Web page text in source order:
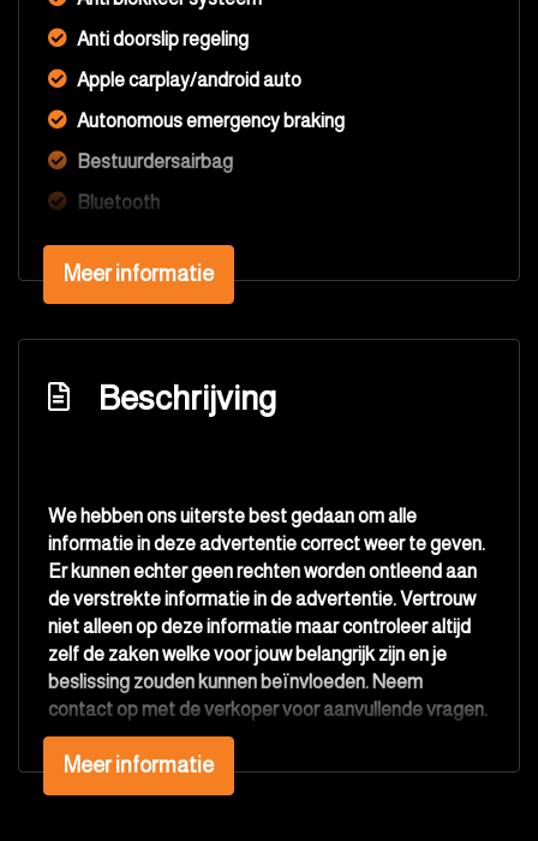
Anti doorslip regeling
Apple carplay/android auto
Autonomous emergency braking
Bestuurdersairbag
Bluetooth
Bots waarschuwing systeem
Centrale airbag voor
Dodehoek detectie
Full-led koplampen
Hemelbekleding donker
Hoofd airbag(s) achter
Hoofd airbag(s) voor
Keyless entry/start
Kleur grijs
Kruisend verkeer detectie
Meer informatie
Beschrijving
We hebben ons uiterste best gedaan om alle
informatie in deze advertentie correct weer te geven.
Er kunnen echter geen rechten worden ontleend aan
de verstrekte informatie in de advertentie. Vertrouw
niet alleen op deze informatie maar controleer altijd
zelf de zaken welke voor jouw belangrijk zijn en je
beslissing zouden kunnen beïnvloeden. Neem
contact op met de verkoper voor aanvullende vragen.
Meer informatie